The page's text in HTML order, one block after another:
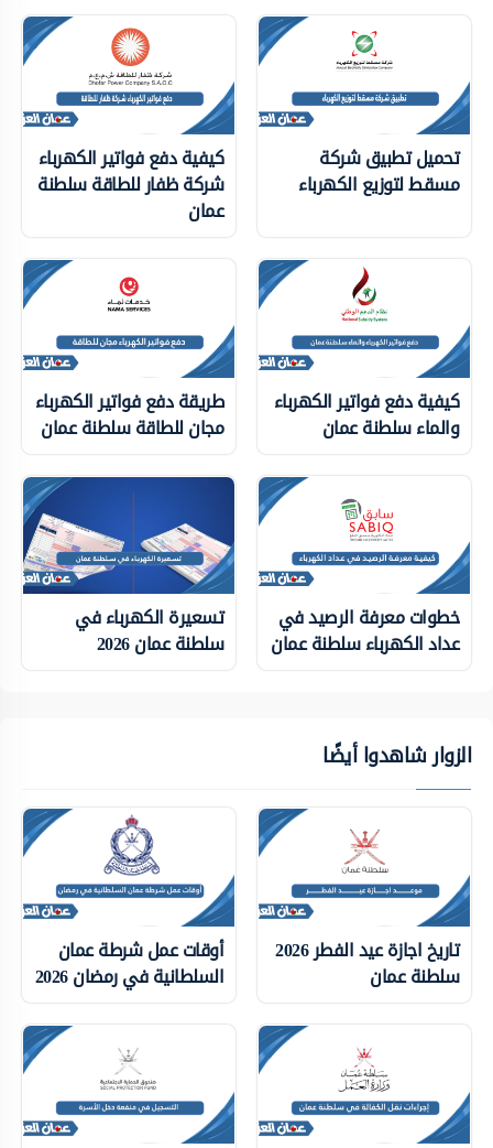
تحميل تطبيق شركة
مسقط لتوزيع الكهرباء
كيفية دفع فواتير الكهرباء
شركة ظفار للطاقة سلطنة
عمان
كيفية دفع فواتير الكهرباء
والماء سلطنة عمان
طريقة دفع فواتير الكهرباء
مجان للطاقة سلطنة عمان
خطوات معرفة الرصيد في
عداد الكهرباء سلطنة عمان
تسعيرة الكهرباء في
سلطنة عمان 2026
الزوار شاهدوا أيضًا
تاريخ اجازة عيد الفطر 2026
سلطنة عمان
أوقات عمل شرطة عمان
السلطانية في رمضان 2026